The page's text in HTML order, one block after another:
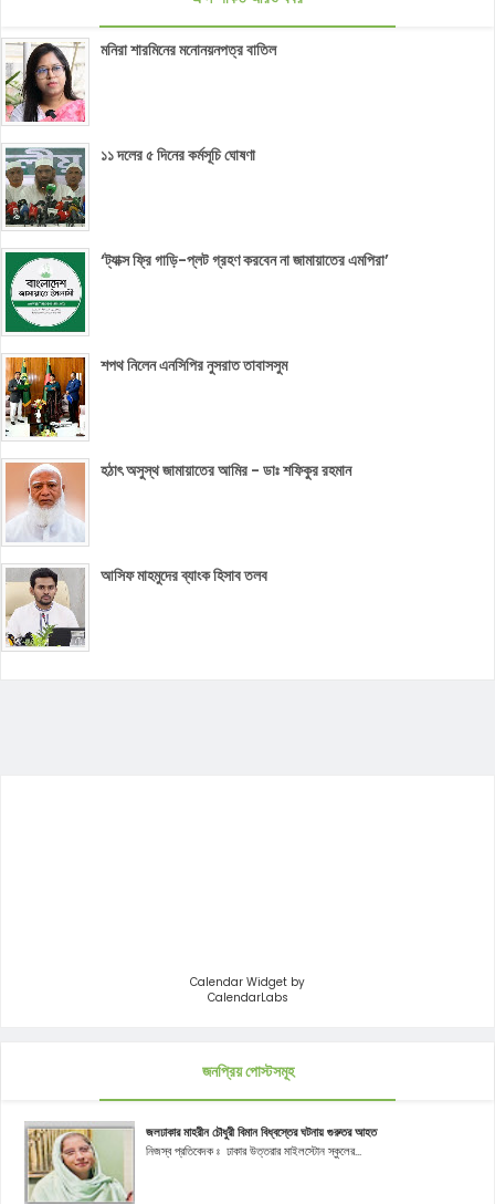
মনিরা শারমিনের মনোনয়নপত্র বাতিল
১১ দলের ৫ দিনের কর্মসূচি ঘোষণা
‘ট্যাক্স ফ্রি গাড়ি-প্লট গ্রহণ করবেন না জামায়াতের এমপিরা’
শপথ নিলেন এনসিপির নুসরাত তাবাসসুম
হঠাৎ অসুস্থ জামায়াতের আমির - ডাঃ শফিকুর রহমান
আসিফ মাহমুদের ব্যাংক হিসাব তলব
Calendar Widget by
CalendarLabs
জনপ্রিয় পোস্টসমূহ
জলঢাকার মাহরীন চৌধুরী বিমান বিধ্বস্তের ঘটনায় গুরুতর আহত
নিজস্ব প্রতিবেদক ঃ ঢাকার উত্তরার মাইলস্টোন স্কুলের...